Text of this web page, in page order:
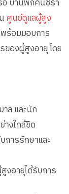
บ้านพักคนชรา
ศูนย์ดูแลผู้สูง
ร้อมมอบการ
องผู้สูงอายุ โดย
ล และนัก
งใกล้ชิด
ารรักษาและ
งอายุได้รับการ